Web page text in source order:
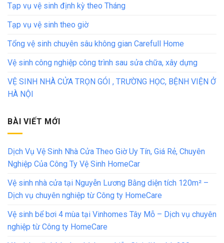
Tạp vụ vệ sinh định kỳ theo Tháng
Tạp vụ vệ sinh theo giờ
Tổng vệ sinh chuyên sâu không gian Carefull Home
Vệ sinh công nghiệp công trình sau sửa chữa, xây dựng
VỆ SINH NHÀ CỬA TRỌN GÓI , TRƯỜNG HỌC, BỆNH VIỆN Ở
HÀ NỘI
BÀI VIẾT MỚI
Dịch Vụ Vệ Sinh Nhà Cửa Theo Giờ Uy Tín, Giá Rẻ, Chuyên
Nghiệp Của Công Ty Vệ Sinh HomeCar
Vệ sinh nhà cửa tại Nguyễn Lương Bằng diện tích 120m² –
Dịch vụ chuyên nghiệp từ Công ty HomeCare
Vệ sinh bể bơi 4 mùa tại Vinhomes Tây Mỗ – Dịch vụ chuyên
nghiệp từ Công ty HomeCare